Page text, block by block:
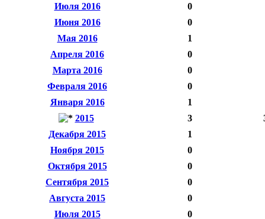
Июля 2016
0
Июня 2016
0
Мая 2016
1
Апреля 2016
0
Марта 2016
0
Февраля 2016
0
Января 2016
1
2015
3
Декабря 2015
1
Ноября 2015
0
Октября 2015
0
Сентября 2015
0
Августа 2015
0
Июля 2015
0